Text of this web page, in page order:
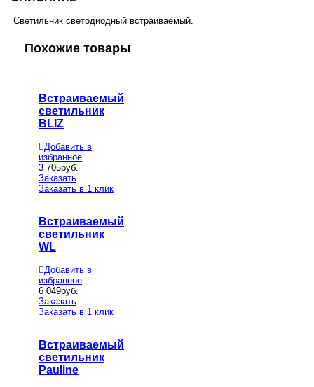
Светильник светодиодный встраиваемый.
Похожие товары
Встраиваемый
светильник
BLIZ
Добавить в
избранное
3 705руб.
Заказать
Заказать в 1 клик
Встраиваемый
светильник
WL
Добавить в
избранное
6 049руб.
Заказать
Заказать в 1 клик
Встраиваемый
светильник
Pauline